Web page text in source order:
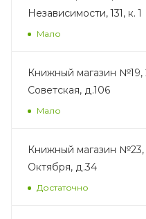
Независимости, 131, к. 1
Мало
Книжный магазин №19,
Советская, д.106
Мало
Книжный магазин №23,
Октября, д.34
Достаточно